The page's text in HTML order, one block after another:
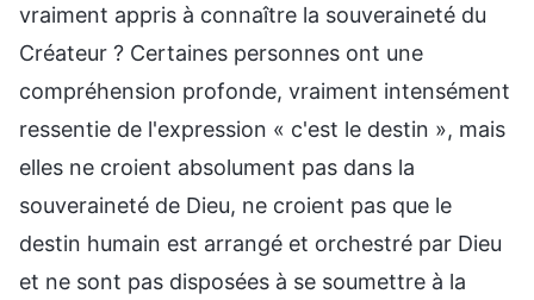
vraiment appris à connaître la souveraineté du
Créateur ? Certaines personnes ont une
compréhension profonde, vraiment intensément
ressentie de l'expression « c'est le destin », mais
elles ne croient absolument pas dans la
souveraineté de Dieu, ne croient pas que le
destin humain est arrangé et orchestré par Dieu
et ne sont pas disposées à se soumettre à la